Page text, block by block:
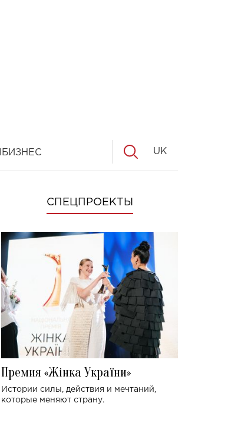
БИЗНЕС UK
СПЕЦПРОЕКТЫ
Премия «Жінка України»
Истории силы, действия и мечтаний,
которые меняют страну.